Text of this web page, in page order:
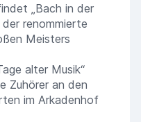
„Bach in der
renommierte
Meisters
alter Musik“
Zuhörer an den
im Arkadenhof